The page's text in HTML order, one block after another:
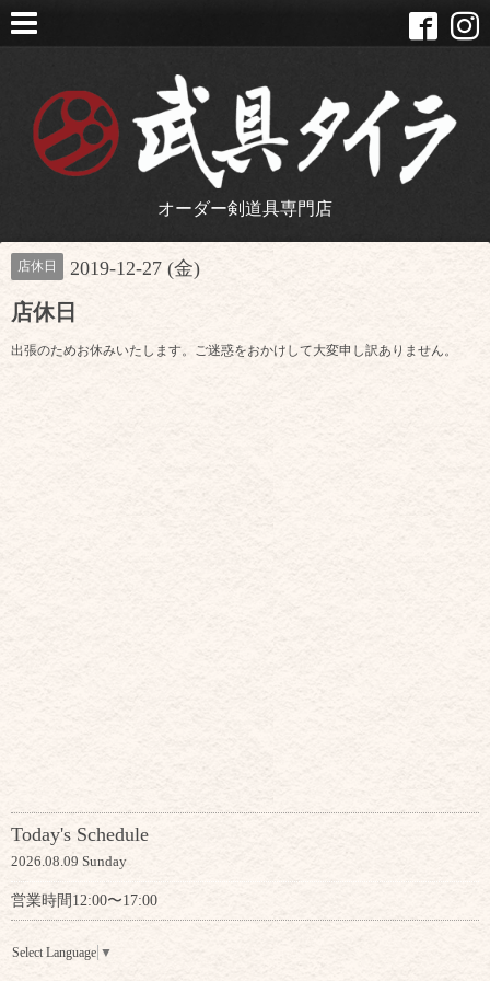
オーダー剣道具専門店
店休日 2019-12-27 (金)
店休日
出張のためお休みいたします。ご迷惑をおかけして大変申し訳ありません。
Today's Schedule
2026.08.09 Sunday
営業時間12:00〜17:00
Select Language ▼